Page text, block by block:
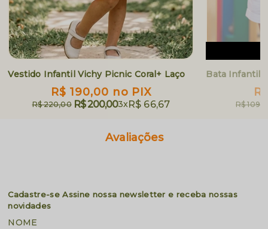
Vestido Infantil Vichy Picnic Coral+ Laço
R$ 190,00 no PIX
R$ 220,00 R$ 200,003xR$ 66,67
Bata Infantil
R$
Avaliações
Cadastre-seAssine nossa newsletter e receba nossas
novidades
NOME